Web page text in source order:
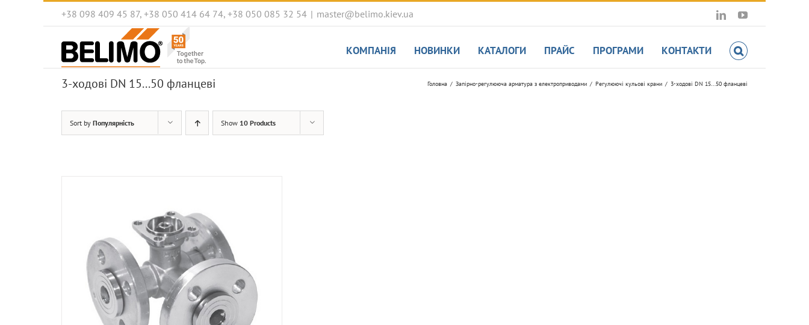
+38 098 409 45 87, +38 050 414 64 74, +38 050 085 32 54 | master@belimo.kiev.ua LinkedInYouTube
КОМПАНІЯ НОВИНКИ КАТАЛОГИ ПРАЙС ПРОГРАМИ КОНТАКТИ
3-ходові DN 15...50 фланцеві Головна Запірно-регулююча арматура з електроприводами Регулюючі кульові крани 3-ходові DN 15...50 фланцеві
Sort by Популярність Show 10 Products